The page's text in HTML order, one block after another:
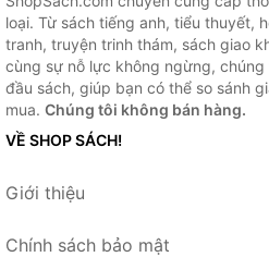
loại. Từ sách tiếng anh, tiểu thuyết,
tranh, truyện trinh thám, sách giao
cùng sự nỗ lực không ngừng,
đầu sách, giúp bạn có thể so sánh
mua. Chúng tôi không bán hàng.
VỀ SHOP SÁCH!
Giới thiệu
Chính sách bảo mật